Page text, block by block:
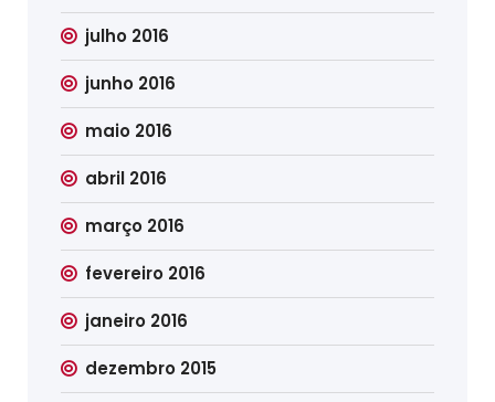
julho 2016
junho 2016
maio 2016
abril 2016
março 2016
fevereiro 2016
janeiro 2016
dezembro 2015